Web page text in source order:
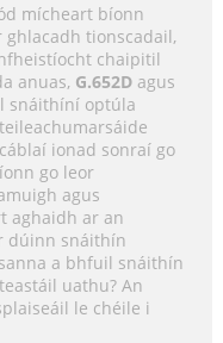
mícheart bíonn
tionscadail,
chaipitil
anuas, G.652Dagus
snáithíní optúla
ionad sonraí go
go leor
agus
aghaidh ar an
dúinn snáithín
a bhfuil snáithín
uathu? An
le chéile i